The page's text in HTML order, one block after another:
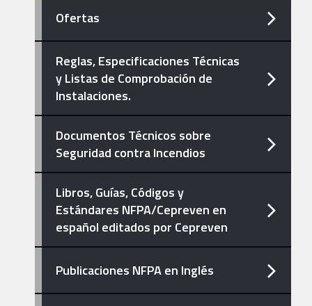
Ofertas
Reglas, Especificaciones Técnicas
y Listas de Comprobación de
Instalaciones.
Documentos Técnicos sobre
Seguridad contra Incendios
Libros, Guías, Códigos y
Estándares NFPA/Cepreven en
español editados por Cepreven
Publicaciones NFPA en Inglés